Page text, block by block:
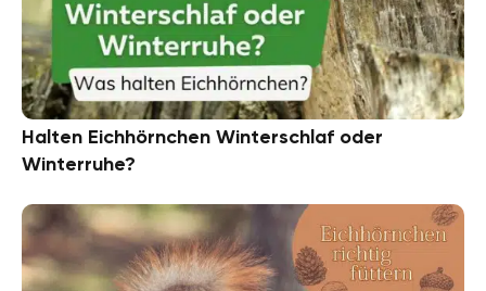
Halten Eichhörnchen Winterschlaf oder
Winterruhe?